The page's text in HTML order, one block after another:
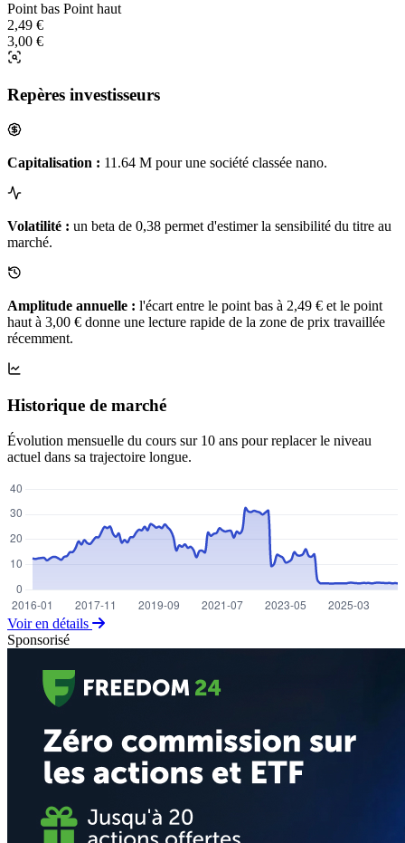
Point bas Point haut
2,49 €
3,00 €
Repères investisseurs
Capitalisation : 11.64 M pour une société classée nano.
Volatilité : un beta de 0,38 permet d'estimer la sensibilité du titre au
marché.
Amplitude annuelle : l'écart entre le point bas à 2,49 € et le point
haut à 3,00 € donne une lecture rapide de la zone de prix travaillée
récemment.
Historique de marché
Évolution mensuelle du cours sur 10 ans pour replacer le niveau
actuel dans sa trajectoire longue.
Voir en détails
Sponsorisé